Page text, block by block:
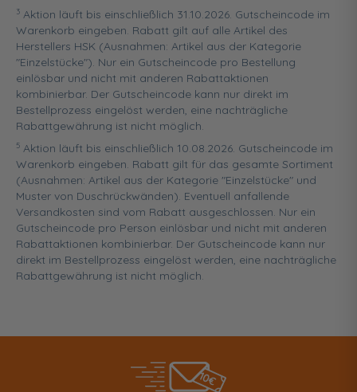
3 Aktion läuft bis einschließlich 31.10.2026. Gutscheincode im
Warenkorb eingeben. Rabatt gilt auf alle Artikel des
Herstellers HSK (Ausnahmen: Artikel aus der Kategorie
"Einzelstücke"). Nur ein Gutscheincode pro Bestellung
einlösbar und nicht mit anderen Rabattaktionen
kombinierbar. Der Gutscheincode kann nur direkt im
Bestellprozess eingelöst werden, eine nachträgliche
Rabattgewährung ist nicht möglich.
5 Aktion läuft bis einschließlich 10.08.2026. Gutscheincode im
Warenkorb eingeben. Rabatt gilt für das gesamte Sortiment
(Ausnahmen: Artikel aus der Kategorie "Einzelstücke" und
Muster von Duschrückwänden). Eventuell anfallende
Versandkosten sind vom Rabatt ausgeschlossen. Nur ein
Gutscheincode pro Person einlösbar und nicht mit anderen
Rabattaktionen kombinierbar. Der Gutscheincode kann nur
direkt im Bestellprozess eingelöst werden, eine nachträgliche
Rabattgewährung ist nicht möglich.